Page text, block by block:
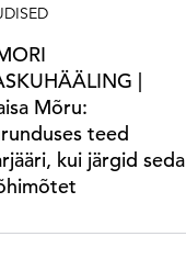
|
Mõru:
teed
kui järgid seda